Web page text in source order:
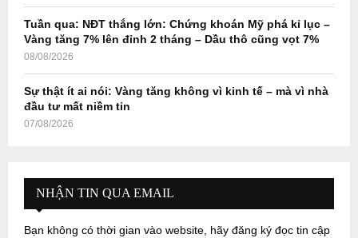
Tuần qua: NĐT thắng lớn: Chứng khoán Mỹ phá kỉ lục –
Vàng tăng 7% lên đỉnh 2 tháng – Dầu thô cũng vọt 7%
08/08/2026
Sự thật ít ai nói: Vàng tăng không vì kinh tế – mà vì nhà
đầu tư mất niềm tin
07/08/2026
NHẬN TIN QUA EMAIL
Bạn không có thời gian vào website, hãy đăng ký đọc tin cập